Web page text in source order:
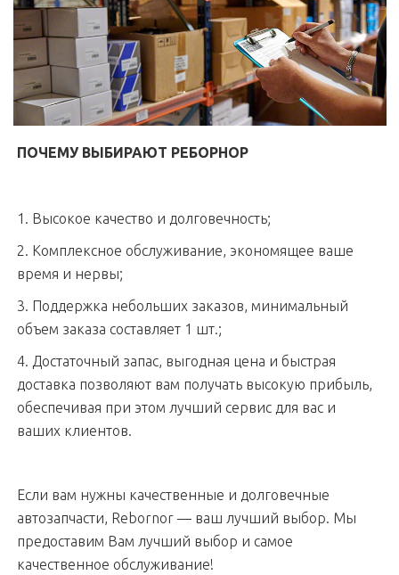
ПОЧЕМУ ВЫБИРАЮТ РЕБОРНОР
1. Высокое качество и долговечность;
2. Комплексное обслуживание, экономящее ваше
время и нервы;
3. Поддержка небольших заказов, минимальный
объем заказа составляет 1 шт.;
4. Достаточный запас, выгодная цена и быстрая
доставка позволяют вам получать высокую прибыль,
обеспечивая при этом лучший сервис для вас и
ваших клиентов.
Если вам нужны качественные и долговечные
автозапчасти, Rebornor — ваш лучший выбор. Мы
предоставим Вам лучший выбор и самое
качественное обслуживание!